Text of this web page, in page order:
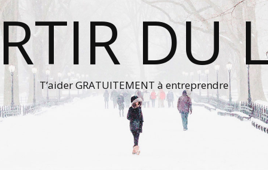
DU
T’aider GRATUITEMENT à entreprendre